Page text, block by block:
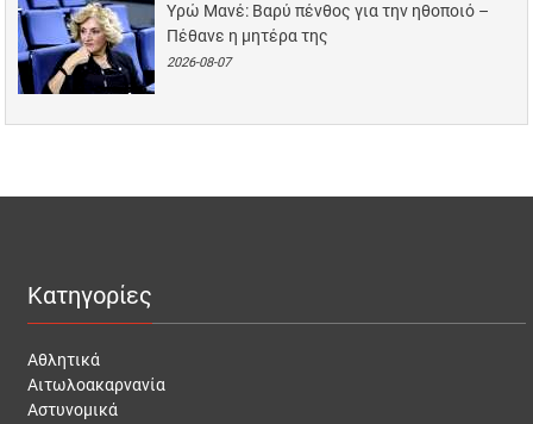
Υρώ Μανέ: Βαρύ πένθος για την ηθοποιό –
Πέθανε η μητέρα της
2026-08-07
Κατηγορίες
Αθλητικά
Αιτωλοακαρνανία
Αστυνομικά